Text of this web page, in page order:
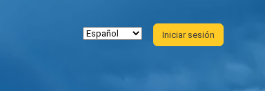
Iniciar sesión